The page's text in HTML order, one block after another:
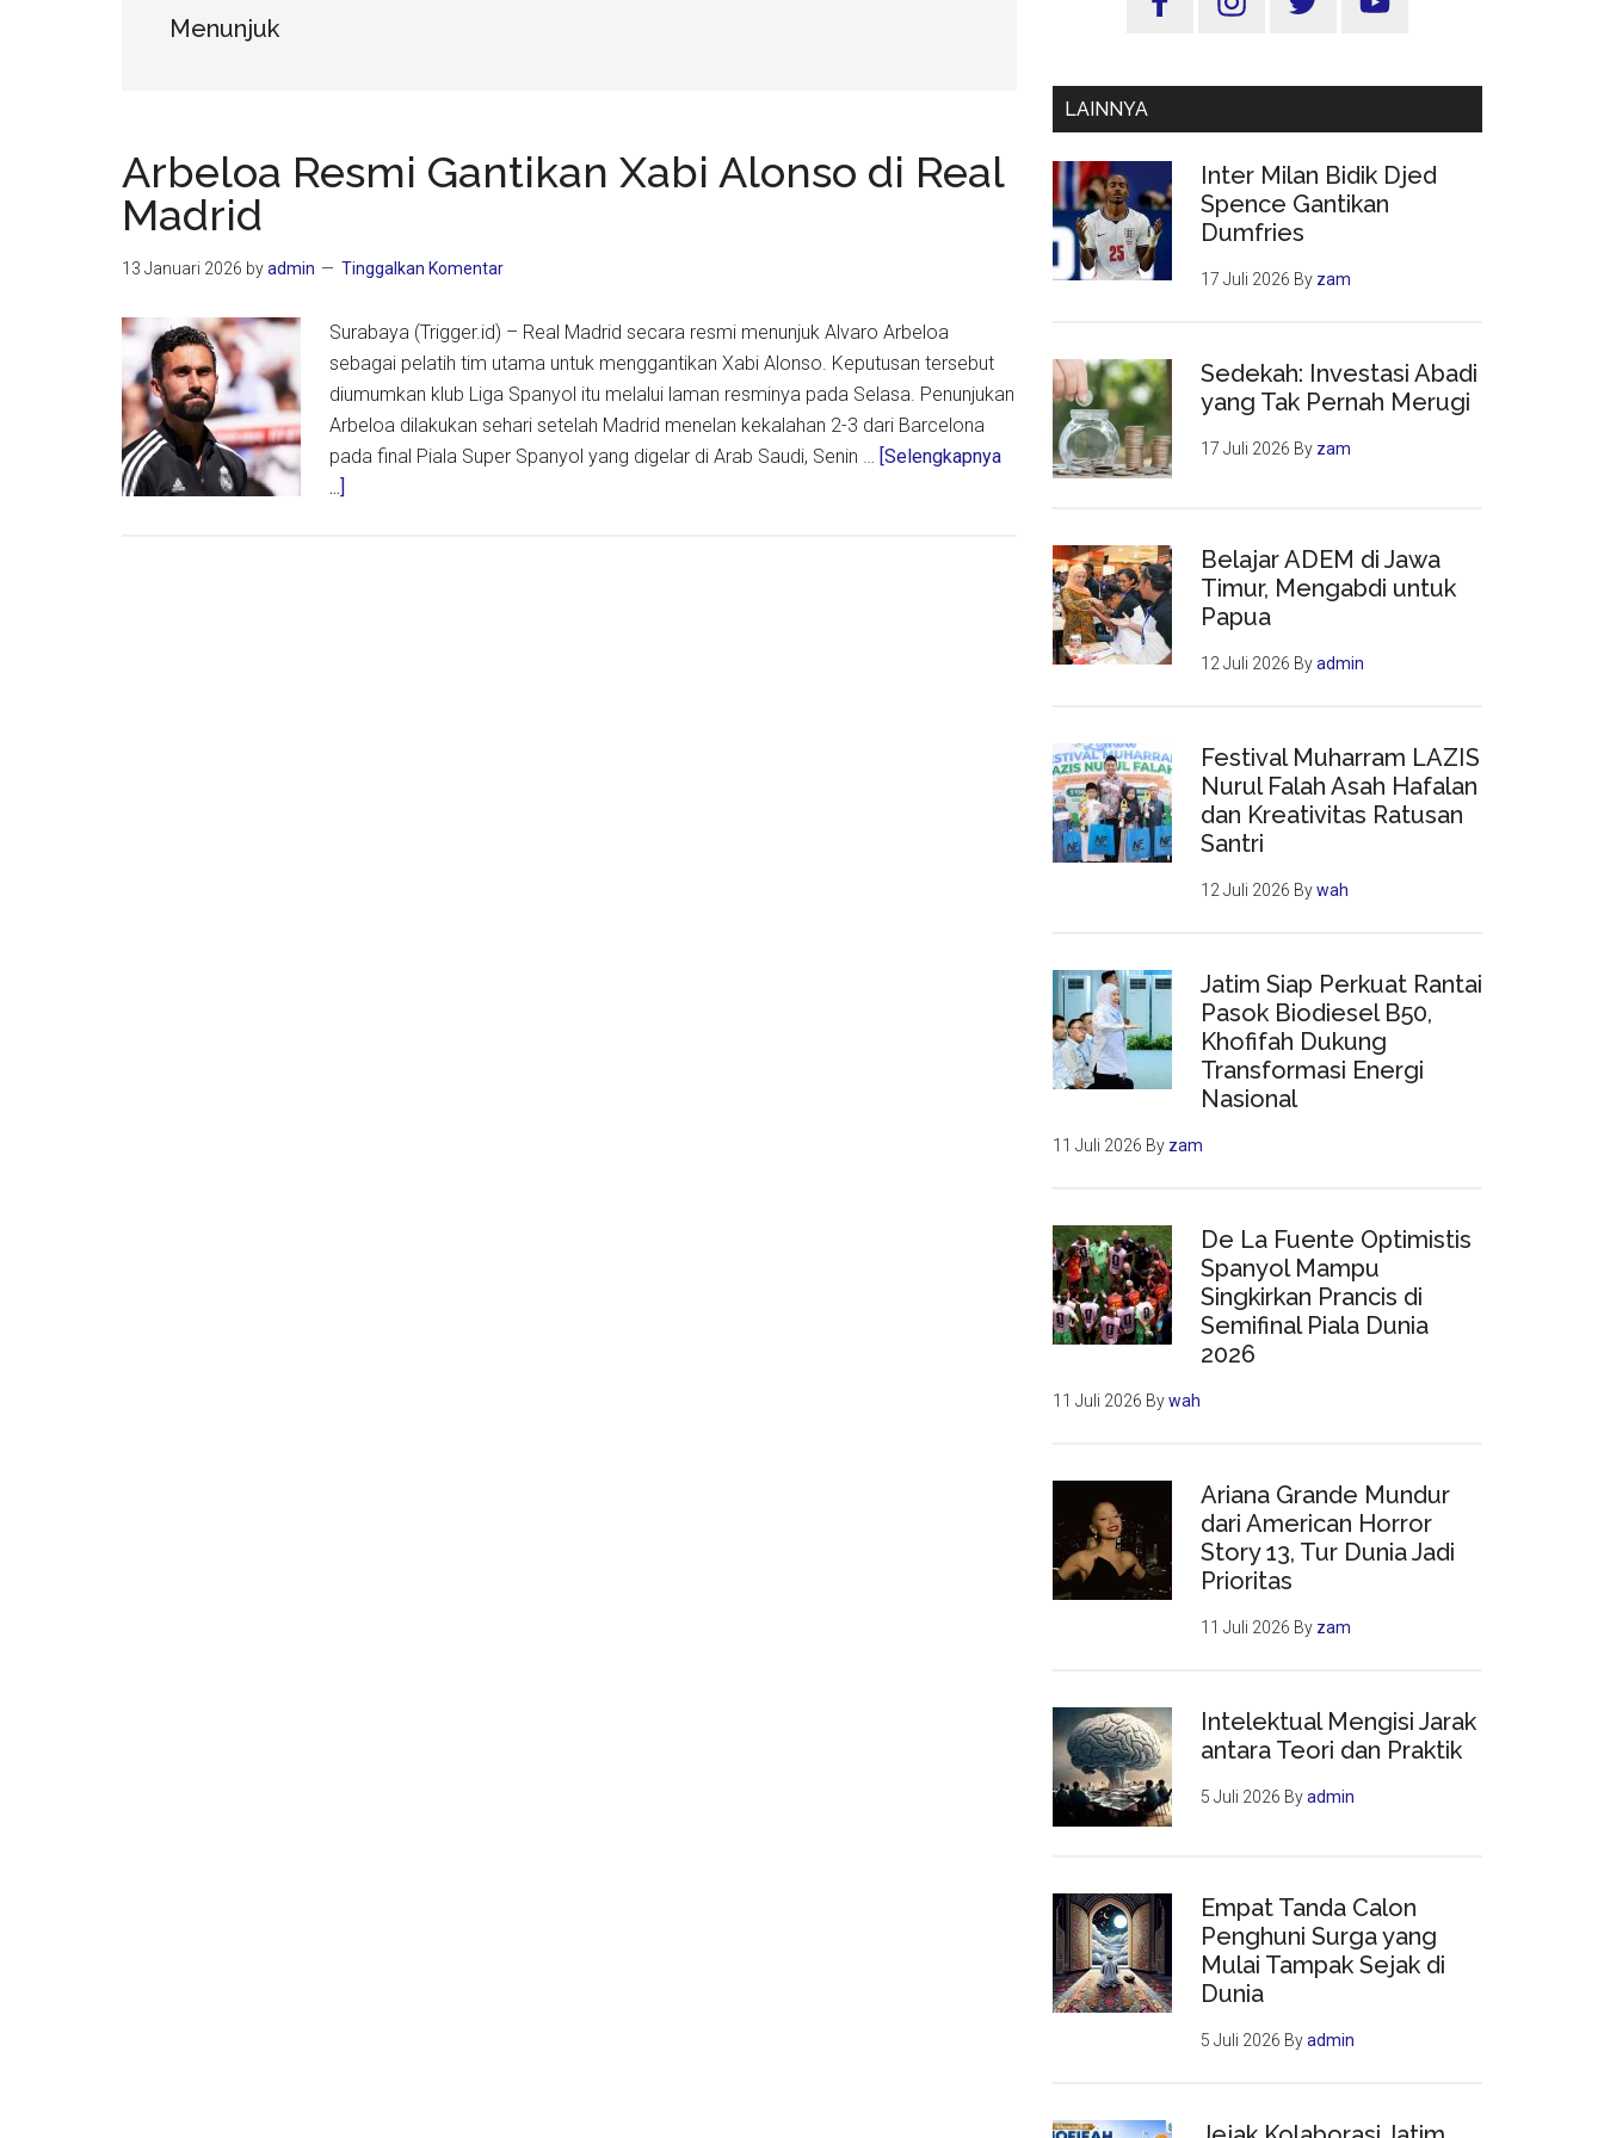
Menunjuk
Arbeloa Resmi Gantikan Xabi Alonso di Real
Madrid
13 Januari 2026 byadmin Tinggalkan Komentar
Surabaya (Trigger.id) – Real Madrid secara resmi menunjuk Alvaro Arbeloa
sebagai pelatih tim utama untuk menggantikan Xabi Alonso. Keputusan tersebut
diumumkan klub Liga Spanyol itu melalui laman resminya pada Selasa. Penunjukan
Arbeloa dilakukan sehari setelah Madrid menelan kekalahan 2-3 dari Barcelona
pada final Piala Super Spanyol yang digelar di Arab Saudi, Senin … [Selengkapnya
...]
Utama
LAINNYA
Inter Milan Bidik Djed
Spence Gantikan
Dumfries
17 Juli 2026 By zam
Sedekah: Investasi Abadi
yang Tak Pernah Merugi
17 Juli 2026 By zam
Belajar ADEM di Jawa
Timur, Mengabdi untuk
Papua
12 Juli 2026 Byadmin
Festival Muharram LAZIS
Nurul Falah Asah Hafalan
dan Kreativitas Ratusan
Santri
12 Juli 2026 Bywah
Jatim Siap Perkuat Rantai
Pasok Biodiesel B50,
Khofifah Dukung
Transformasi Energi
Nasional
11 Juli 2026 By zam
De La Fuente Optimistis
Spanyol Mampu
Singkirkan Prancis di
Semifinal Piala Dunia
2026
11 Juli 2026 Bywah
Ariana Grande Mundur
dari American Horror
Story 13, Tur Dunia Jadi
Prioritas
11 Juli 2026 By zam
Intelektual Mengisi Jarak
antara Teori dan Praktik
5 Juli 2026 Byadmin
Empat Tanda Calon
Penghuni Surga yang
Mulai Tampak Sejak di
Dunia
5 Juli 2026 Byadmin